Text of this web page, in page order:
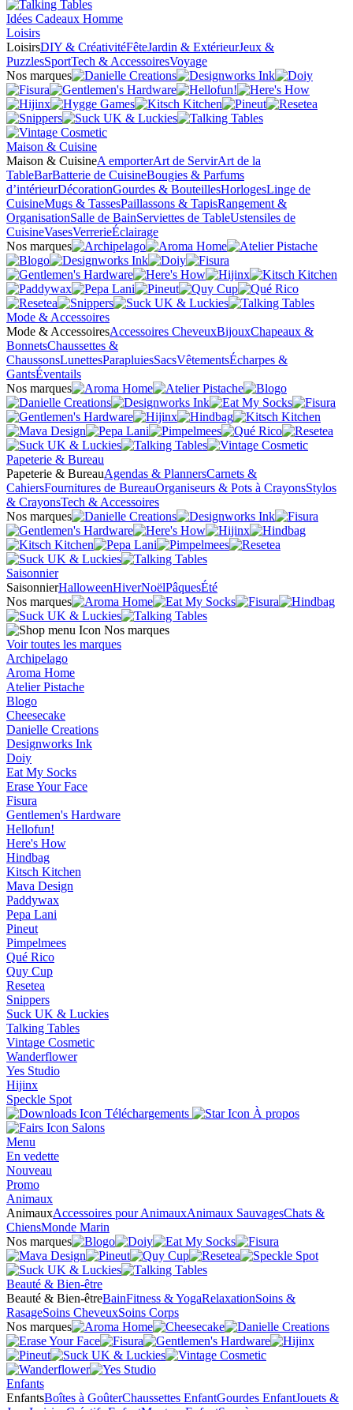
Idées Cadeaux Homme
Loisirs
LoisirsDIY & CréativitéFêteJardin & ExtérieurJeux &
PuzzlesSportTech & AccessoiresVoyage
Nos marques
Maison & Cuisine
Maison & CuisineA emporterArt de ServirArt de la
TableBarBatterie de CuisineBougies & Parfums
d’intérieurDécorationGourdes & BouteillesHorlogesLinge de
CuisineMugs & TassesPaillassons & TapisRangement &
OrganisationSalle de BainServiettes de TableUstensiles de
CuisineVasesVerrerieÉclairage
Nos marques
Mode & Accessoires
Mode & AccessoiresAccessoires CheveuxBijouxChapeaux &
BonnetsChaussettes &
ChaussonsLunettesParapluiesSacsVêtementsÉcharpes &
GantsÉventails
Nos marques
Papeterie & Bureau
Papeterie & BureauAgendas & PlannersCarnets &
CahiersFournitures de BureauOrganiseurs & Pots à CrayonsStylos
& CrayonsTech & Accessoires
Nos marques
Saisonnier
SaisonnierHalloweenHiverNoëlPâquesÉté
Nos marques
Nos marques
Voir toutes les marques
Archipelago
Aroma Home
Atelier Pistache
Blogo
Cheesecake
Danielle Creations
Designworks Ink
Doiy
Eat My Socks
Erase Your Face
Fisura
Gentlemen's Hardware
Hellofun!
Here's How
Hindbag
Kitsch Kitchen
Mava Design
Paddywax
Pepa Lani
Pineut
Pimpelmees
Qué Rico
Quy Cup
Resetea
Snippers
Suck UK & Luckies
Talking Tables
Vintage Cosmetic
Wanderflower
Yes Studio
Hijinx
Speckle Spot
Téléchargements
À propos
Salons
Menu
En vedette
Nouveau
Promo
Animaux
AnimauxAccessoires pour AnimauxAnimaux SauvagesChats &
ChiensMonde Marin
Nos marques
Beauté & Bien-être
Beauté & Bien-êtreBainFitness & YogaRelaxationSoins &
RasageSoins CheveuxSoins Corps
Nos marques
Enfants
EnfantsBoîtes à GoûterChaussettes EnfantGourdes EnfantJouets &